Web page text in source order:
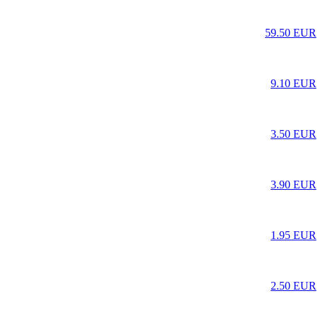
59.50 EUR
9.10 EUR
3.50 EUR
3.90 EUR
1.95 EUR
2.50 EUR